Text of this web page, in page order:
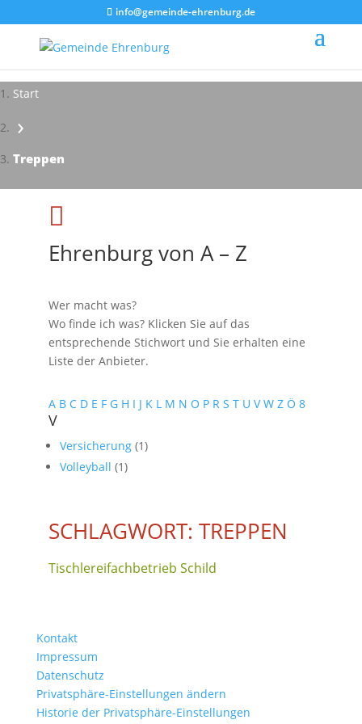
info@gemeinde-ehrenburg.de
Start
›
Treppen
Impressionen - Mareike Kranz

Ehrenburg von A – Z
Wer macht was?
Wo finde ich was? Klicken Sie auf das
entsprechende Stichwort und Sie erhalten eine
Liste der Anbieter.
A B C D E F G H I J K L M N O P R S T U V W Z Ö 8
V
Versicherung (1)
Volleyball (1)
SCHLAGWORT: TREPPEN
Tischlereifachbetrieb Schild
Kontakt
Impressum
Datenschutz
Privatsphäre-Einstellungen ändern
Historie der Privatsphäre-Einstellungen